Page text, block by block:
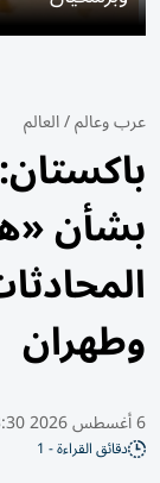
عرب وعالم/العالم
بشأن
وطهران
6 أغسطس 2026 13:30 مساء
دقائق القراءة - 1